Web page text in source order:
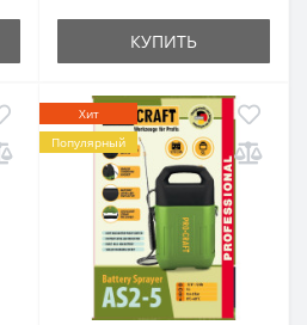
КУПИТЬ
Хит
Популярный